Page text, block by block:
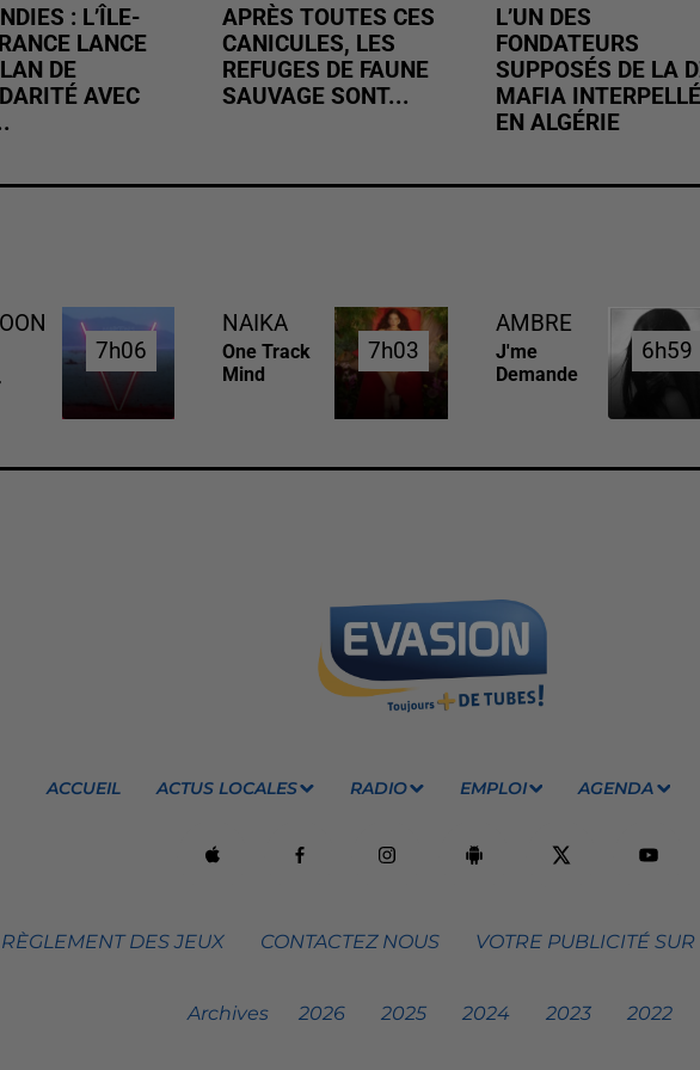
: L’ÎLE-
LANCE
DE
AVEC
APRÈS TOUTES CES
CANICULES, LES
REFUGES DE FAUNE
SAUVAGE SONT...
L’UN DES
FONDATEURS
SUPPOSÉS DE LA
MAFIA INTERPELLÉ
EN ALGÉRIE
7h06
7h06
NAIKA
One Track
Mind
7h03
7h03
AMBRE
J'me
Demande
6h59
6h59
ACCUEIL ACTUS LOCALES RADIO EMPLOI AGENDA
RÈGLEMENT DES JEUX CONTACTEZ NOUS VOTRE PUBLICITÉ
Archives 2026 2025 2024 2023 2022